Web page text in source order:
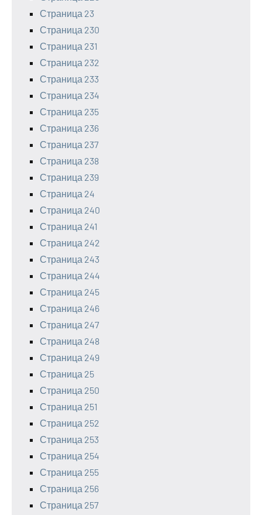
Страница 23
Страница 230
Страница 231
Страница 232
Страница 233
Страница 234
Страница 235
Страница 236
Страница 237
Страница 238
Страница 239
Страница 24
Страница 240
Страница 241
Страница 242
Страница 243
Страница 244
Страница 245
Страница 246
Страница 247
Страница 248
Страница 249
Страница 25
Страница 250
Страница 251
Страница 252
Страница 253
Страница 254
Страница 255
Страница 256
Страница 257